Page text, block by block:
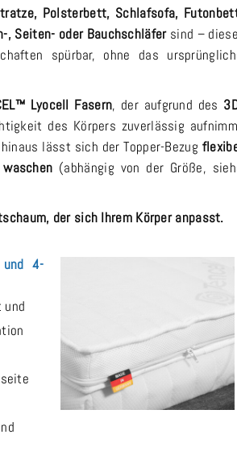
Polsterbett, Schlafsofa,
, Seiten- oder Bauchschläfersind –
spürbar, ohne das
Lyocell Fasern, der aufgrund des
des Körpers zuverlässig
lässt sich der Topper-Bezug
(abhängig von der Größe,
der sich Ihrem Körper anpasst.
und 4-